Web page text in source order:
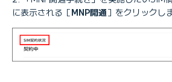
に表示される［MNP開通］をクリックし